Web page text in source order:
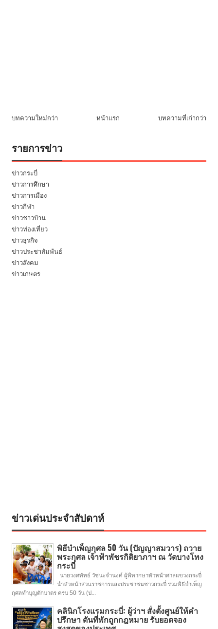
บทความใหม่กว่า บทความที่เก่ากว่า
หน้าแรก
รายการข่าว
ข่าวกระบี่
ข่าวการศึกษา
ข่าวการเมือง
ข่าวกีฬา
ข่าวชาวบ้าน
ข่าวท่องเที่ยว
ข่าวธุรกิจ
ข่าวประชาสัมพันธ์
ข่าวสังคม
ข่าวเกษตร
ข่าวเด่นประจำสัปดาห์
พิธีบำเพ็ญกุศล 50 วัน (ปัญญาสมวาร) ถวาย
พระกุศล เจ้าฟ้าพัชรกิติยาภาฯ ณ วัดบางโทง
กระบี่
นายวงศพัทธ์ วัชนะจำนงค์ ผู้พิพากษาหัวหน้าศาลแขวงกระบี่
นำหัวหน้าส่วนราชการและประชาชนชาวกระบี่ ร่วมพิธีบำเพ็ญ
กุศลทำบุญตักบาตร ครบ 50 วัน (ป...
คลินิกโรงแรมกระบี่: ผู้ว่าฯ สั่งตั้งศูนย์ให้คำ
ปรึกษา ดันที่พักถูกกฎหมาย รับยอดจอง